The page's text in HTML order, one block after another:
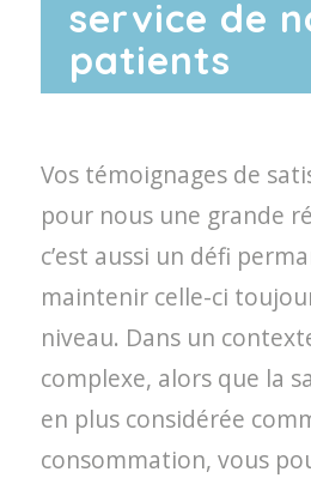
service de
patients
Vos témoignages de
pour nous une grande
c’est aussi un défi
maintenir celle-ci
niveau. Dans un
complexe, alors que la
en plus considérée
consommation, vous